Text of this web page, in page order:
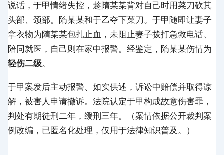
说话，于甲情绪失控，趁隋某某背对自己时用菜刀砍其
头部、颈部。隋某某和于乙夺下菜刀。于甲随即让妻子
拿衣物为隋某某包扎止血，未阻止妻子拨打急救电话、
陪同就医，自己则在家中报警。经鉴定，隋某某伤情为
轻伤二级。
于甲案发后主动报警、如实供述，诉讼中赔偿并取得谅
解，被害人申请撤诉。法院认定于甲构成故意伤害罪，
判处有期徒刑二年，缓刑三年。（案情依据公开裁判案
例改编，已匿名化处理，仅用于法律知识普及。）